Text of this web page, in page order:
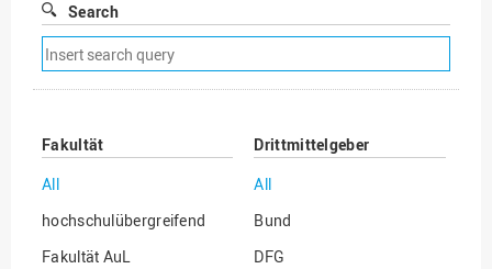
Search
Remove
search
filter
Fakultät
All
hochschulübergreifend
Fakultät AuL
Drittmittelgeber
All
Bund
DFG